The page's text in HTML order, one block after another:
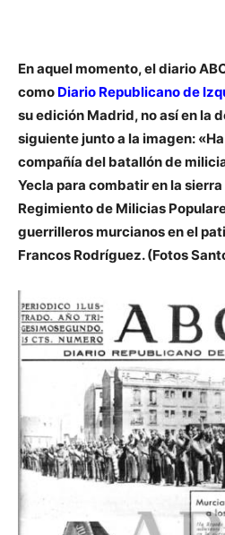
En aquel momento, el diario
como Diario Republicano de
su edición Madrid, no así en la
siguiente junto a la imagen:
compañía del batallón de
Yecla para combatir en la sierra
Regimiento de Milicias
guerrilleros murcianos en el
Francos Rodríguez. (Fotos